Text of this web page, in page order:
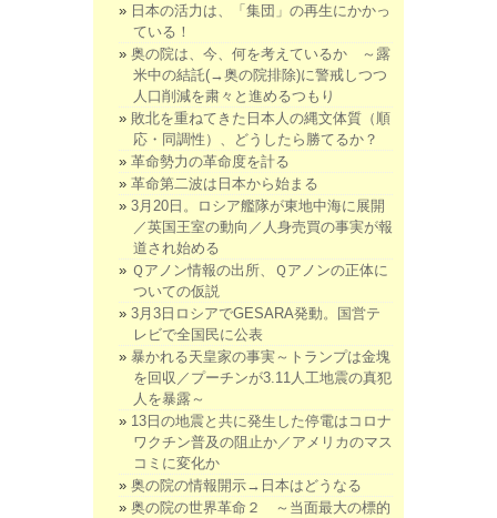
日本の活力は、「集団」の再生にかかっ
ている！
奥の院は、今、何を考えているか ～露
米中の結託(→奥の院排除)に警戒しつつ
人口削減を粛々と進めるつもり
敗北を重ねてきた日本人の縄文体質（順
応・同調性）、どうしたら勝てるか？
革命勢力の革命度を計る
革命第二波は日本から始まる
3月20日。ロシア艦隊が東地中海に展開
／英国王室の動向／人身売買の事実が報
道され始める
Ｑアノン情報の出所、Ｑアノンの正体に
ついての仮説
3月3日ロシアでGESARA発動。国営テ
レビで全国民に公表
暴かれる天皇家の事実～トランプは金塊
を回収／プーチンが3.11人工地震の真犯
人を暴露～
13日の地震と共に発生した停電はコロナ
ワクチン普及の阻止か／アメリカのマス
コミに変化か
奥の院の情報開示→日本はどうなる
奥の院の世界革命２ ～当面最大の標的